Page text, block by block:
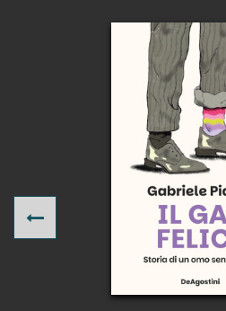
Previous